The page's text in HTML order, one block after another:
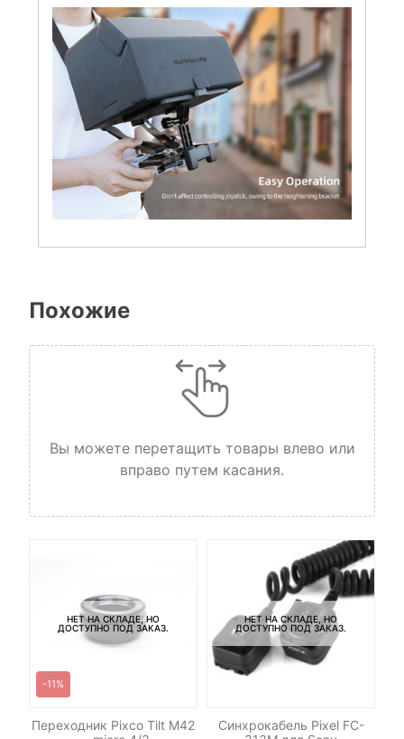
Похожие
Вы можете перетащить товары влево или
вправо путем касания.
НЕТ НА СКЛАДЕ, НО
ДОСТУПНО ПОД ЗАКАЗ.
-11%
Переходник Pixco Tilt M42
НЕТ НА СКЛАДЕ, НО
ДОСТУПНО ПОД ЗАКАЗ.
Синхрокабель Pixel FC-